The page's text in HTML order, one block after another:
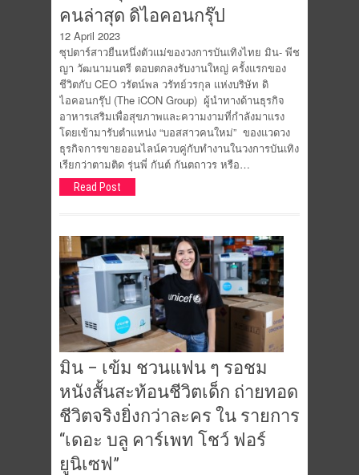
คนล่าสุด ดิไอคอนกรุ๊ป
12 April 2023
ซุปตาร์สาวยืนหนึ่งตัวแม่ของวงการบันเทิงไทย มิน- พีช
ญา วัฒนามนตรี ตอบตกลงรับงานใหญ่ ครั้งแรกของ
ชีวิตกับ CEO วรัตน์พล วรัทย์วรกุล แห่งบริษัท ดิ
ไอคอนกรุ๊ป (The iCON Group) ผู้นำทางด้านธุรกิจ
อาหารเสริมเพื่อสุขภาพและความงามที่กำลังมาแรง
โดยเข้ามารับตำแหน่ง “บอสสาวคนใหม่” ของแวดวง
ธุรกิจการขายออนไลน์ควบคู่กับทำงานในวงการบันเทิง
เรียกว่าตามติด รุ่นพี่ กันต์ กันตถาวร หรือ…
Read Post
มิน – เข้ม ชวนแฟน ๆ รอชม
หนังสั้นสะท้อนชีวิตเด็ก ถ่ายทอด
ชีวิตจริงยิ่งกว่าละคร ใน รายการ
“เดอะ บลู คาร์เพท โชว์ ฟอร์
ยูนิเซฟ”